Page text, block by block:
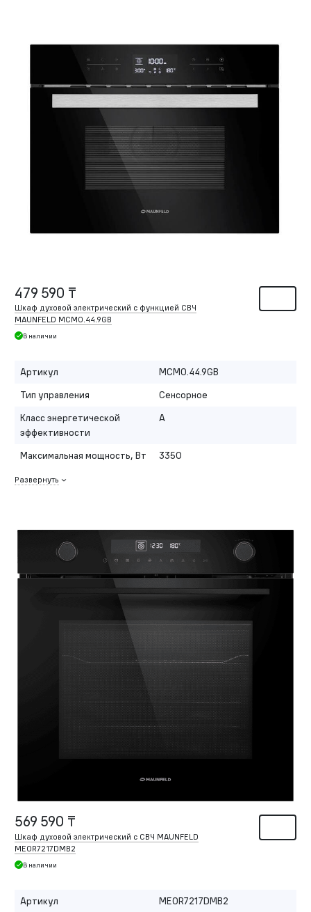
479 590 ₸
Шкаф духовой электрический с функцией СВЧ
MAUNFELD MCMO.44.9GB
В наличии
Артикул
MCMO.44.9GB
Тип управления
Сенсорное
Класс энергетической
эффективности
A
Максимальная мощность, Вт 3350
Развернуть
569 590 ₸
Шкаф духовой электрический с СВЧ MAUNFELD
MEOR7217DMB2
В наличии
Артикул
MEOR7217DMB2